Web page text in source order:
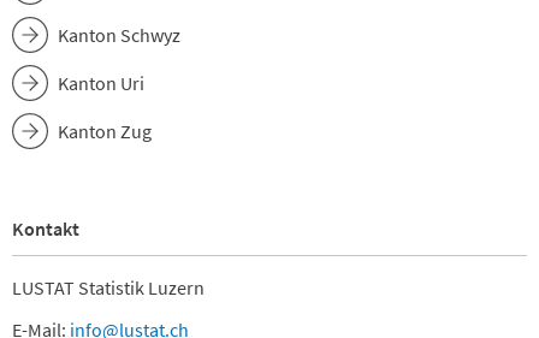
Kanton Schwyz
Kanton Uri
Kanton Zug
Kontakt
LUSTAT Statistik Luzern
E-Mail: info@lustat.ch